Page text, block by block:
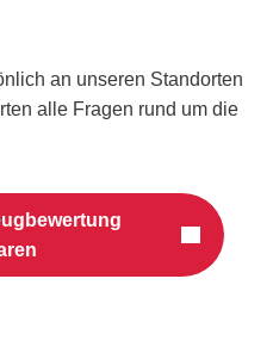
an unseren Standorten
alle Fragen rund um die